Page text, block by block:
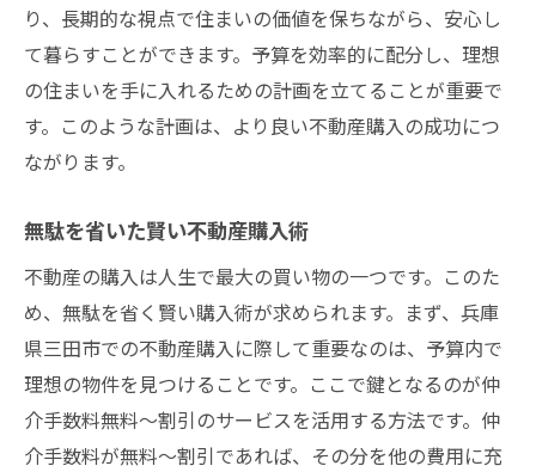
り、長期的な視点で住まいの価値を保ちながら、安心し
て暮らすことができます。予算を効率的に配分し、理想
の住まいを手に入れるための計画を立てることが重要で
す。このような計画は、より良い不動産購入の成功につ
ながります。
無駄を省いた賢い不動産購入術
不動産の購入は人生で最大の買い物の一つです。このた
め、無駄を省く賢い購入術が求められます。まず、兵庫
県三田市での不動産購入に際して重要なのは、予算内で
理想の物件を見つけることです。ここで鍵となるのが仲
介手数料無料～割引のサービスを活用する方法です。仲
介手数料が無料～割引であれば、その分を他の費用に充